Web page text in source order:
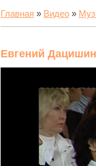
Главная » Видео »
Евгений